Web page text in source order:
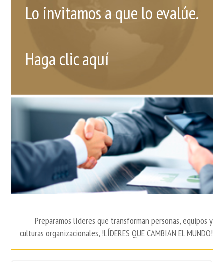
Lo invitamos a que lo evalúe.
Haga clic aquí
Preparamos líderes que transforman personas, equipos y
culturas organizacionales, !LÍDERES QUE CAMBIAN EL MUNDO!